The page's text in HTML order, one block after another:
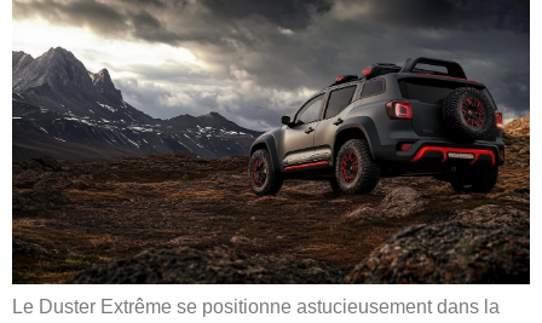
Le Duster Extrême se positionne astucieusement dans la